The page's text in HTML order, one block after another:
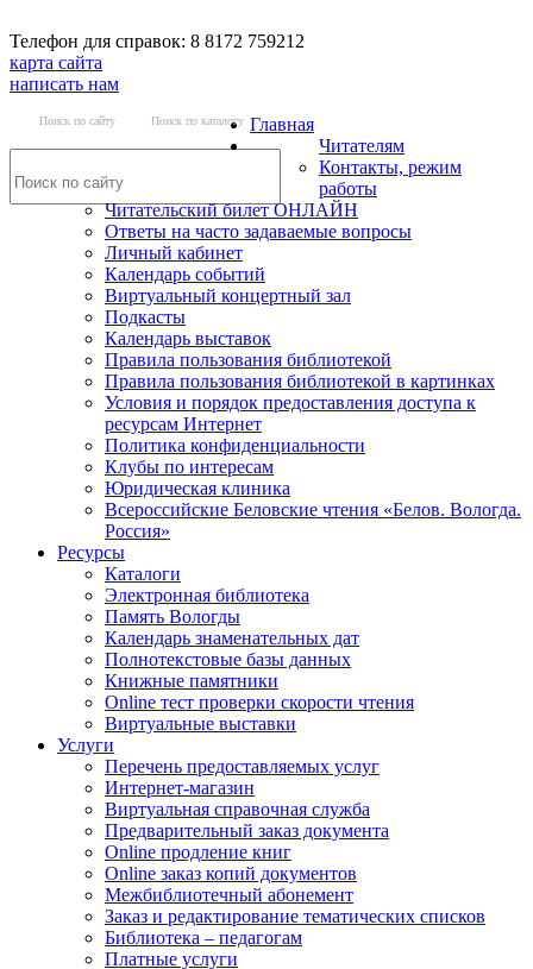
Телефон для справок: 8 8172 759212
карта сайта
написать нам
Поиск по сайту Поиск по каталогу Главная
Читателям
Контакты, режим
работы
Читательский билет ОНЛАЙН
Ответы на часто задаваемые вопросы
Личный кабинет
Календарь событий
Виртуальный концертный зал
Подкасты
Календарь выставок
Правила пользования библиотекой
Правила пользования библиотекой в картинках
Условия и порядок предоставления доступа к
ресурсам Интернет
Политика конфиденциальности
Клубы по интересам
Юридическая клиника
Всероссийские Беловские чтения «Белов. Вологда.
Россия»
Ресурсы
Каталоги
Электронная библиотека
Память Вологды
Календарь знаменательных дат
Полнотекстовые базы данных
Книжные памятники
Online тест проверки скорости чтения
Виртуальные выставки
Услуги
Перечень предоставляемых услуг
Интернет-магазин
Виртуальная справочная служба
Предварительный заказ документа
Online продление книг
Online заказ копий документов
Межбиблиотечный абонемент
Заказ и редактирование тематических списков
Библиотека – педагогам
Платные услуги